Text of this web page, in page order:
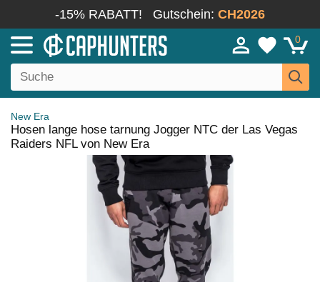
-15% RABATT! Gutschein: CH2026
0
New Era
Hosen lange hose tarnung Jogger NTC der Las Vegas
Raiders NFL von New Era